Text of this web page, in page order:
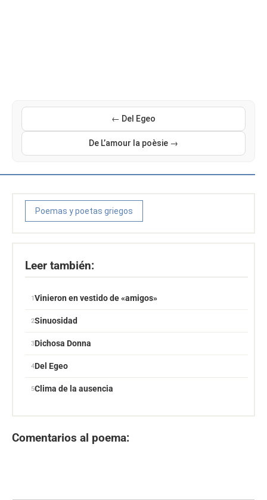
← Del Egeo
De L’amour la poèsie →
Poemas y poetas griegos
Leer también:
Vinieron en vestido de «amigos»
Sinuosidad
Dichosa Donna
Del Egeo
Clima de la ausencia
Comentarios al poema: